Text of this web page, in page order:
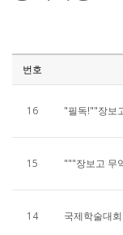
번호
16 "필독!""장보
15 """장보고 무
14 국제학술대